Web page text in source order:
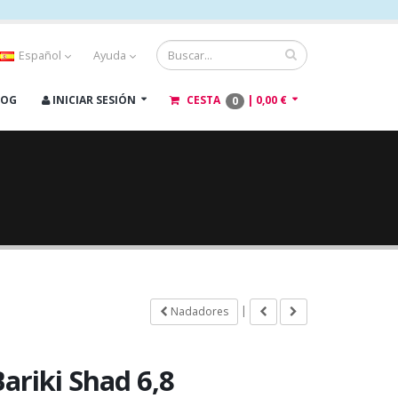
Español Ayuda
INICIAR SESIÓN CESTA 0 | 0,00 €
Nadadores |
Shad 6,8